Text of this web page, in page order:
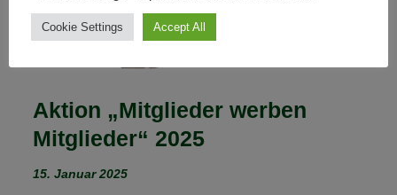
Aktion „Mitglieder werben
Mitglieder“ 2025
15. Januar 2025
Cookie Settings Accept All